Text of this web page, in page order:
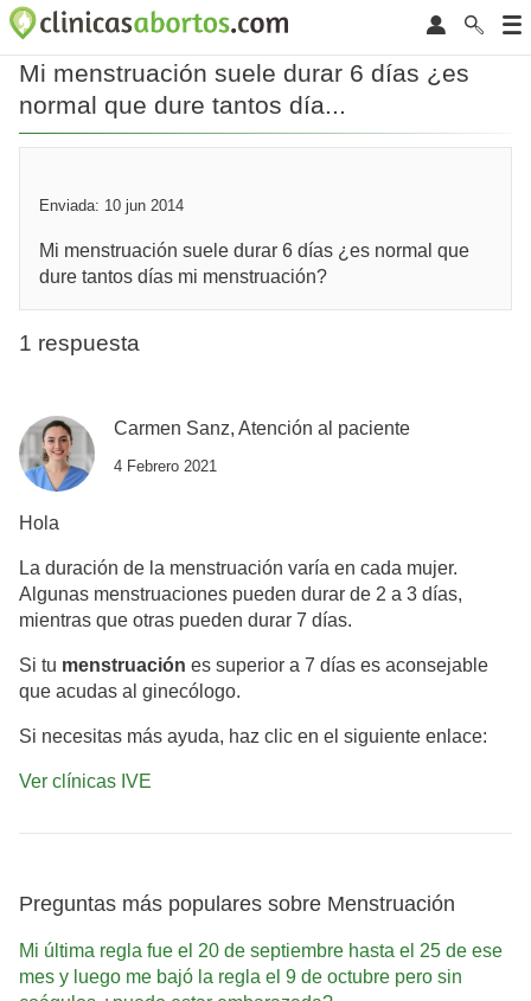
Mi menstruación suele durar 6 días ¿es
normal que dure tantos día...
Enviada: 10 jun 2014
Mi menstruación suele durar 6 días ¿es normal que
dure tantos días mi menstruación?
1 respuesta
Carmen Sanz, Atención al paciente
4 Febrero 2021
Hola
La duración de la menstruación varía en cada mujer.
Algunas menstruaciones pueden durar de 2 a 3 días,
mientras que otras pueden durar 7 días.
Si tu menstruación es superior a 7 días es aconsejable
que acudas al ginecólogo.
Si necesitas más ayuda, haz clic en el siguiente enlace:
Ver clínicas IVE
Preguntas más populares sobre Menstruación
Mi última regla fue el 20 de septiembre hasta el 25 de ese
mes y luego me bajó la regla el 9 de octubre pero sin